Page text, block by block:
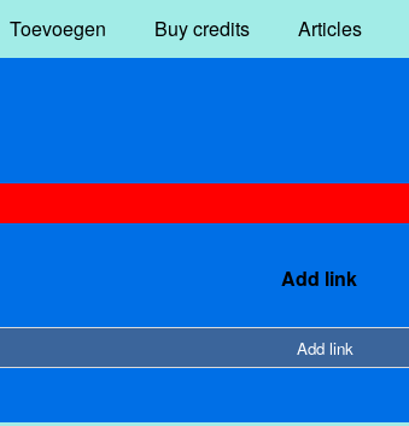
Toevoegen Buy credits Articles
Add link
Add link